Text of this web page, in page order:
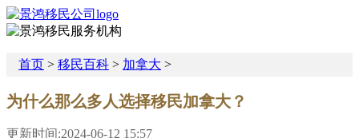
首页 > 移民百科 > 加拿大 >
为什么那么多人选择移民加拿大？
更新时间:2024-06-12 15:57